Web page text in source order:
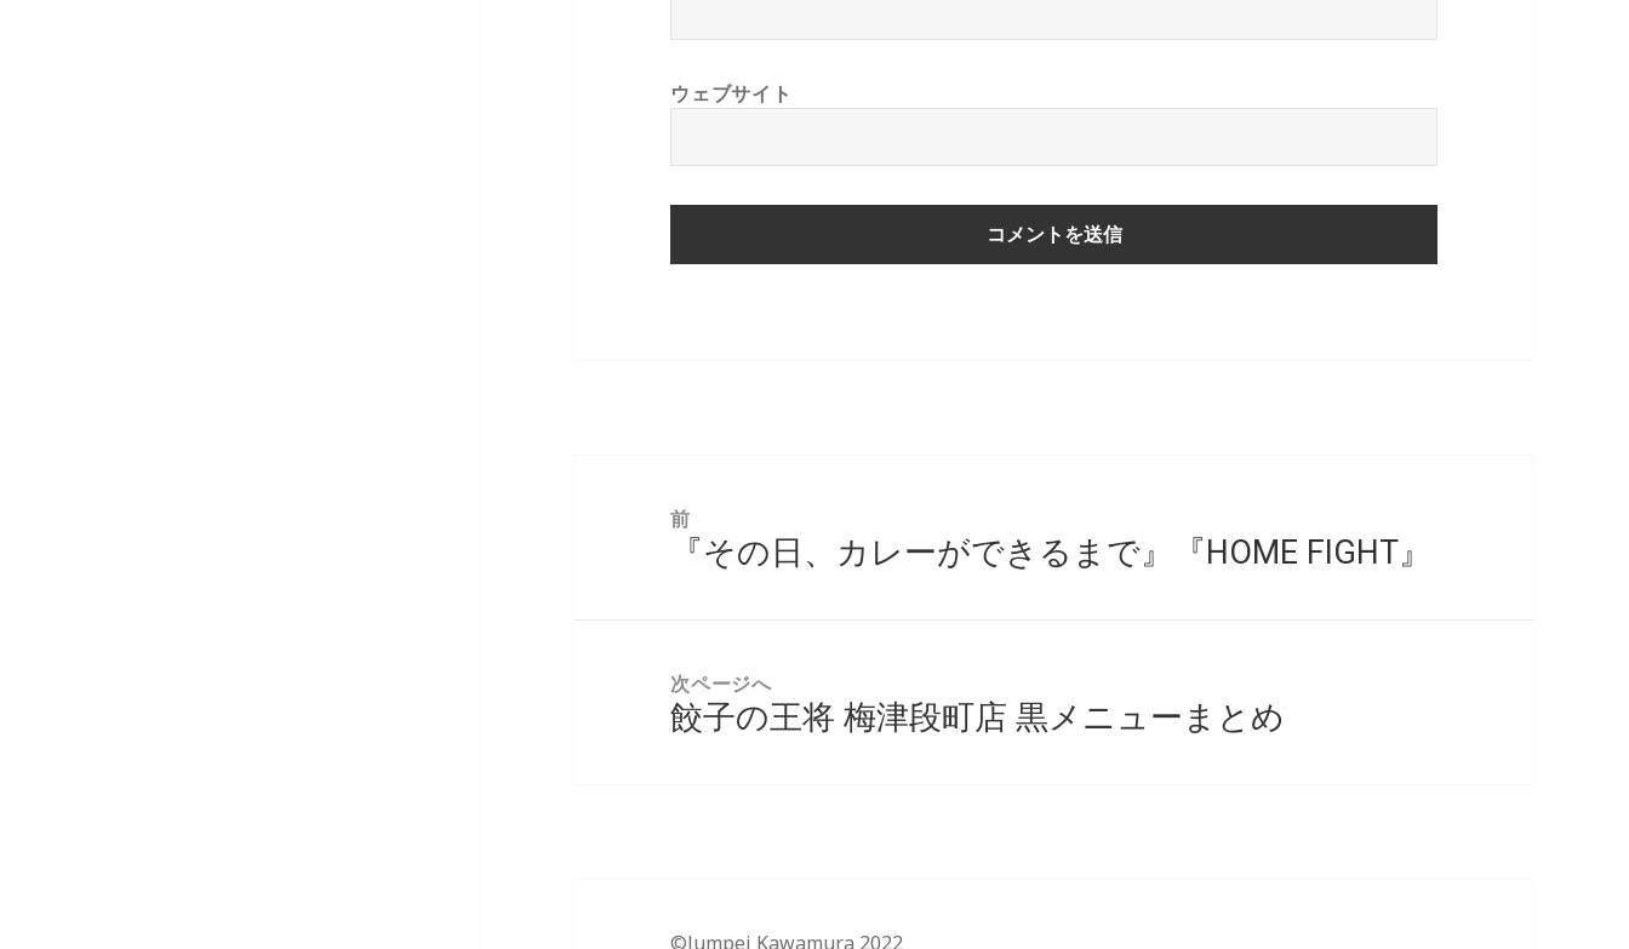
ウェブサイト
前
前『その日、カレーができるまで』『HOME FIGHT』
次ページへ
次
餃子の王将 梅津段町店 黒メニューまとめ
©Jumpei Kawamura 2022